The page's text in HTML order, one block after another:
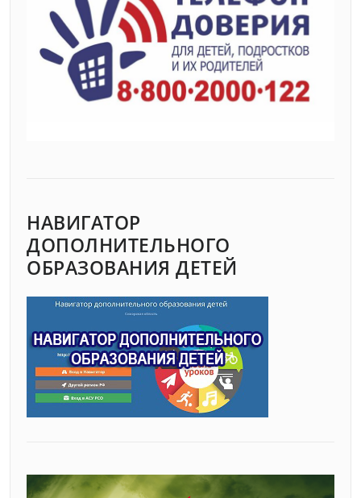
НАВИГАТОР
ДОПОЛНИТЕЛЬНОГО
ОБРАЗОВАНИЯ ДЕТЕЙ